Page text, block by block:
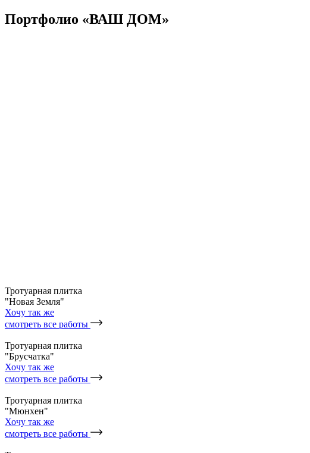
Портфолио «ВАШ ДОМ»
Тротуарная плитка
"Новая Земля"
Хочу так же
смотреть все работы
Тротуарная плитка
"Брусчатка"
Хочу так же
смотреть все работы
Тротуарная плитка
"Мюнхен"
Хочу так же
смотреть все работы